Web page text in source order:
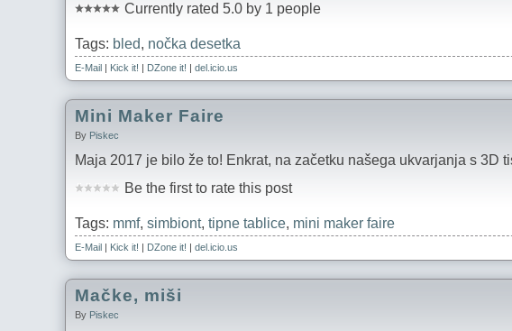
Currently rated 5.0 by 1 people
Tags: bled, nočka desetka
E-Mail | Kick it! | DZone it! | del.icio.us
Mini Maker Faire
By Piskec
Maja 2017 je bilo že to! Enkrat, na začetku našega ukvarjanja s 3D
Be the first to rate this post
Tags: mmf, simbiont, tipne tablice, mini maker faire
E-Mail | Kick it! | DZone it! | del.icio.us
Mačke, miši
By Piskec